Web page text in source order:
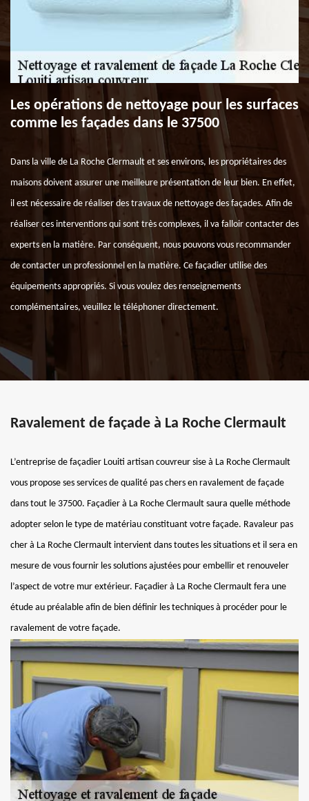
Les opérations de nettoyage pour les surfaces
comme les façades dans le 37500
Dans la ville de La Roche Clermault et ses environs, les propriétaires des
maisons doivent assurer une meilleure présentation de leur bien. En effet,
il est nécessaire de réaliser des travaux de nettoyage des façades. Afin de
réaliser ces interventions qui sont très complexes, il va falloir contacter des
experts en la matière. Par conséquent, nous pouvons vous recommander
de contacter un professionnel en la matière. Ce façadier utilise des
équipements appropriés. Si vous voulez des renseignements
complémentaires, veuillez le téléphoner directement.
Ravalement de façade à La Roche Clermault
L’entreprise de façadier Louiti artisan couvreur sise à La Roche Clermault
vous propose ses services de qualité pas chers en ravalement de façade
dans tout le 37500. Façadier à La Roche Clermault saura quelle méthode
adopter selon le type de matériau constituant votre façade. Ravaleur pas
cher à La Roche Clermault intervient dans toutes les situations et il sera en
mesure de vous fournir les solutions ajustées pour embellir et renouveler
l’aspect de votre mur extérieur. Façadier à La Roche Clermault fera une
étude au préalable afin de bien définir les techniques à procéder pour le
ravalement de votre façade.